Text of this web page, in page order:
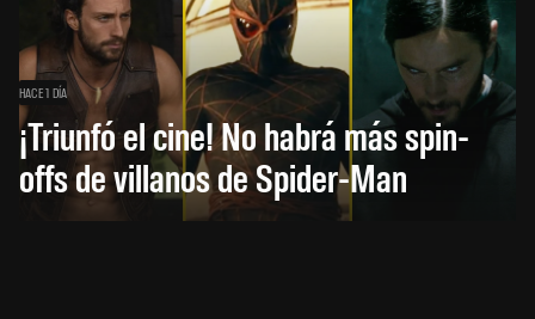
HACE 1 DÍA
¡Triunfó el cine! No habrá más spin-
offs de villanos de Spider-Man